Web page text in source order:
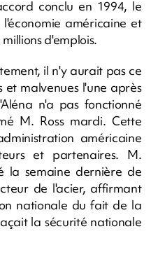
conclu en 1994, le
américaine et
d'emplois.
il n'y aurait pas ce
et malvenues l'une après
n'a pas fonctionné
M. Ross mardi. Cette
américaine
et partenaires. M.
la semaine dernière de
de l'acier, affirmant
nationale du fait de la
la sécurité nationale